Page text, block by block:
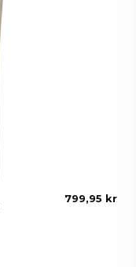
799,95 kr